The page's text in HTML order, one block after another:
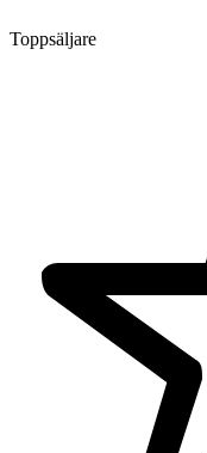
Toppsäljare